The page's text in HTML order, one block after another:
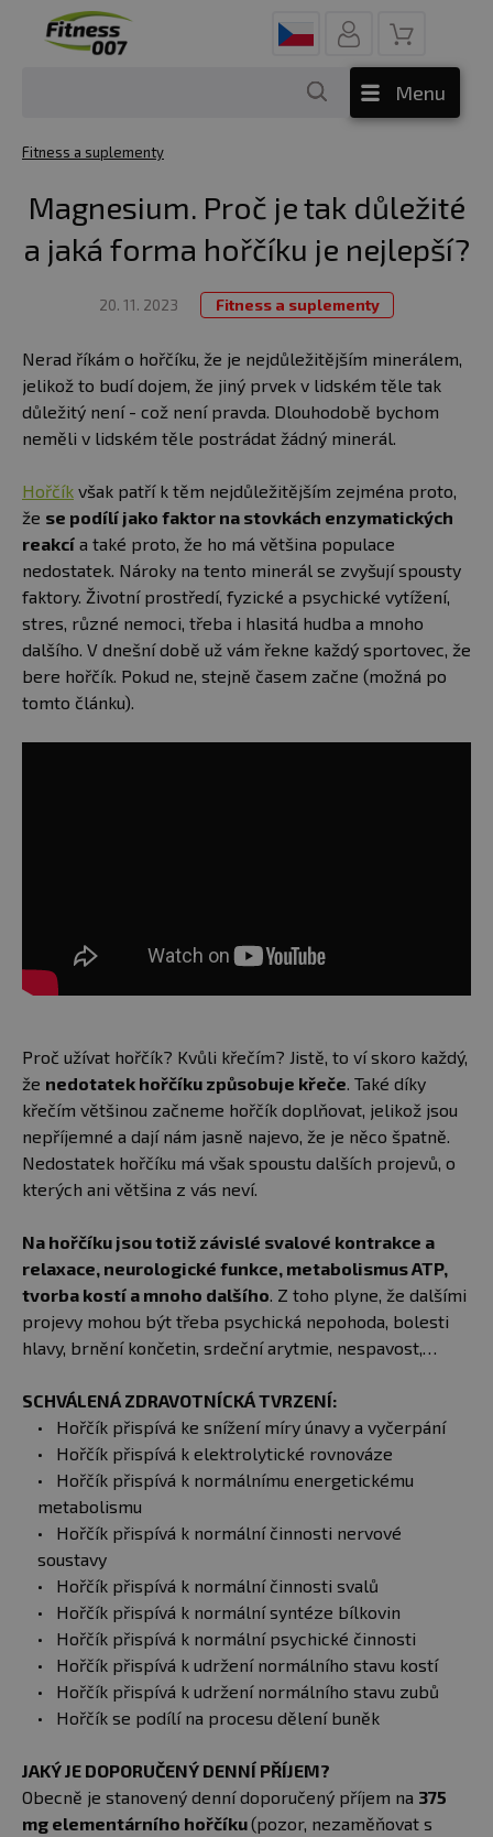
Menu
Fitness a suplementy
Magnesium. Proč je tak důležité
a jaká forma hořčíku je nejlepší?
20. 11. 2023 Fitness a suplementy
Nerad říkám o hořčíku, že je nejdůležitějším minerálem,
jelikož to budí dojem, že jiný prvek v lidském těle tak
důležitý není - což není pravda. Dlouhodobě bychom
neměli v lidském těle postrádat žádný minerál.
Hořčík však patří k těm nejdůležitějším zejména proto,
že se podílí jako faktor na stovkách enzymatických
reakcí a také proto, že ho má většina populace
nedostatek. Nároky na tento minerál se zvyšují spousty
faktory. Životní prostředí, fyzické a psychické vytížení,
stres, různé nemoci, třeba i hlasitá hudba a mnoho
dalšího. V dnešní době už vám řekne každý sportovec, že
bere hořčík. Pokud ne, stejně časem začne (možná po
tomto článku).
Proč užívat hořčík? Kvůli křečím? Jistě, to ví skoro každý,
že nedotatek hořčíku způsobuje křeče . Také díky
křečím většinou začneme hořčík doplňovat, jelikož jsou
nepříjemné a dají nám jasně najevo, že je něco špatně.
Nedostatek hořčíku má však spoustu dalších projevů, o
kterých ani většina z vás neví.
Na hořčíku jsou totiž závislé svalové kontrakce a
relaxace, neurologické funkce, metabolismus ATP,
tvorba kostí a mnoho dalšího . Z toho plyne, že dalšími
projevy mohou být třeba psychická nepohoda, bolesti
hlavy, brnění končetin, srdeční arytmie, nespavost,…
SCHVÁLENÁ ZDRAVOTNÍCKÁ TVRZENÍ:
Hořčík přispívá ke snížení míry únavy a vyčerpání
Hořčík přispívá k elektrolytické rovnováze
Hořčík přispívá k normálnímu energetickému
metabolismu
Hořčík přispívá k normální činnosti nervové
soustavy
Hořčík přispívá k normální činnosti svalů
Hořčík přispívá k normální syntéze bílkovin
Hořčík přispívá k normální psychické činnosti
Hořčík přispívá k udržení normálního stavu kostí
Hořčík přispívá k udržení normálního stavu zubů
Hořčík se podílí na procesu dělení buněk
JAKÝ JE DOPORUČENÝ DENNÍ PŘÍJEM?
Obecně je stanovený denní doporučený příjem na 375
mg elementárního hořčíku(pozor, nezaměňovat s